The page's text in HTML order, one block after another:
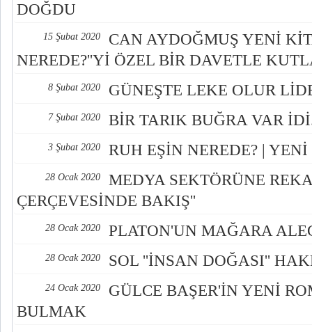
DOĞDU
15 Şubat 2020
CAN AYDOĞMUŞ YENİ
NEREDE?''Yİ ÖZEL BİR DAVETLE
8 Şubat 2020 GÜNEŞTE LEKE OLUR
7 Şubat 2020 BİR TARIK BUĞRA VAR
3 Şubat 2020 RUH EŞİN NEREDE? |
28 Ocak 2020
MEDYA SEKTÖRÜNE
ÇERÇEVESİNDE BAKIŞ''
28 Ocak 2020 PLATON'UN MAĞARA
28 Ocak 2020 SOL ''İNSAN DOĞASI''
24 Ocak 2020
GÜLCE BAŞER'İN YENİ
BULMAK